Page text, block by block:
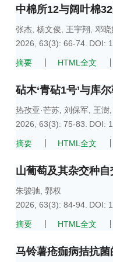
中棉所12与阔叶棉
张杰 杨文俊 王宇翔 邓晓
2026, 63(3): 66-74. DOI:
摘要 HTML全文
砧木‘青砧1号’与库
热孜亚·芒苏 刘保军 王澍
2026, 63(3): 75-83. DOI:
摘要 HTML全文
山葡萄及其杂交种
朱骏驰 郭权
2026, 63(3): 84-94. DOI:
摘要 HTML全文
马铃薯疮痂病拮抗